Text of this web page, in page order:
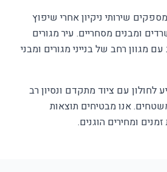
שירותי ניקיון אחרי שיפוץ
ומבנים מסחריים. עיר מגורים
מגוון רחב של בנייני מגורים ומבני
לחולון עם ציוד מתקדם ונסיון רב
אנו מבטיחים תוצאות
ומחירים הוגנים.